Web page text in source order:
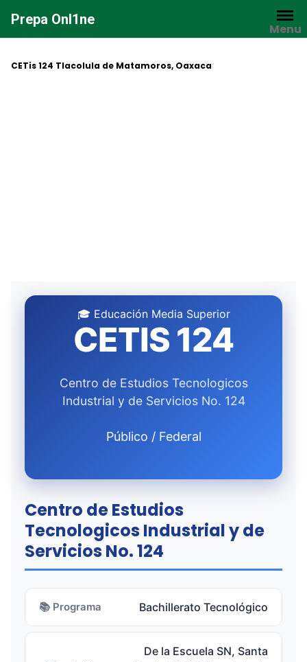
contenido
Prepa Onl1ne
Menu
CETis 124 Tlacolula de Matamoros, Oaxaca
🎓 Educación Media Superior
CETIS 124
Centro de Estudios Tecnologicos
Industrial y de Servicios No. 124
Público / Federal
Centro de Estudios
Tecnologicos Industrial y de
Servicios No. 124
📚 Programa Bachillerato Tecnológico
De la Escuela SN, Santa